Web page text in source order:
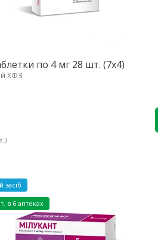
по 4 мг 28 шт. (7х4)
ХФЗ
засіб
в 6 аптеках